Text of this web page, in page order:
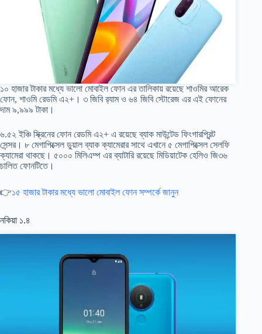
১০ হাজার টাকার মধ্যে ভালো মোবাইল ফোন এর তালিকায় রয়েছে শাওমির আরেক
ফোন, শাওমি রেডমি এ২+। ৩ জিবি র‍্যাম ও ৬৪ জিবি স্টোরেজ এর এই ফোনের
দাম ৯,৯৯৯ টাকা।
৬.৫২ ইঞ্চি স্ক্রিনের ফোন রেডমি এ২+ এ রয়েছে ব্যাক মাউন্টেড ফিংগারপ্রিন্ট
সেন্সর। ৮ মেগাপিক্সেল ডুয়াল ব্যাক ক্যামেরার সাথে এখানে ৫ মেগাপিক্সেল সেলফি
ক্যামেরা থাকছে। ৫০০০ মিলিএম্প এর ব্যাটারি রয়েছে মিডিয়াটেক হেলিও জি৩৬
চালিত ফোনটিতে।
👉১৫ হাজার টাকার মধ্যে ভালো মোবাইল ফোন সম্পর্কে জানুন
নকিয়া ১.৪